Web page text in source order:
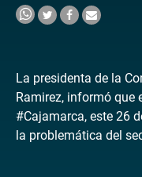
La presidenta de la
Ramirez, informó que
#Cajamarca, este 26
la problemática del